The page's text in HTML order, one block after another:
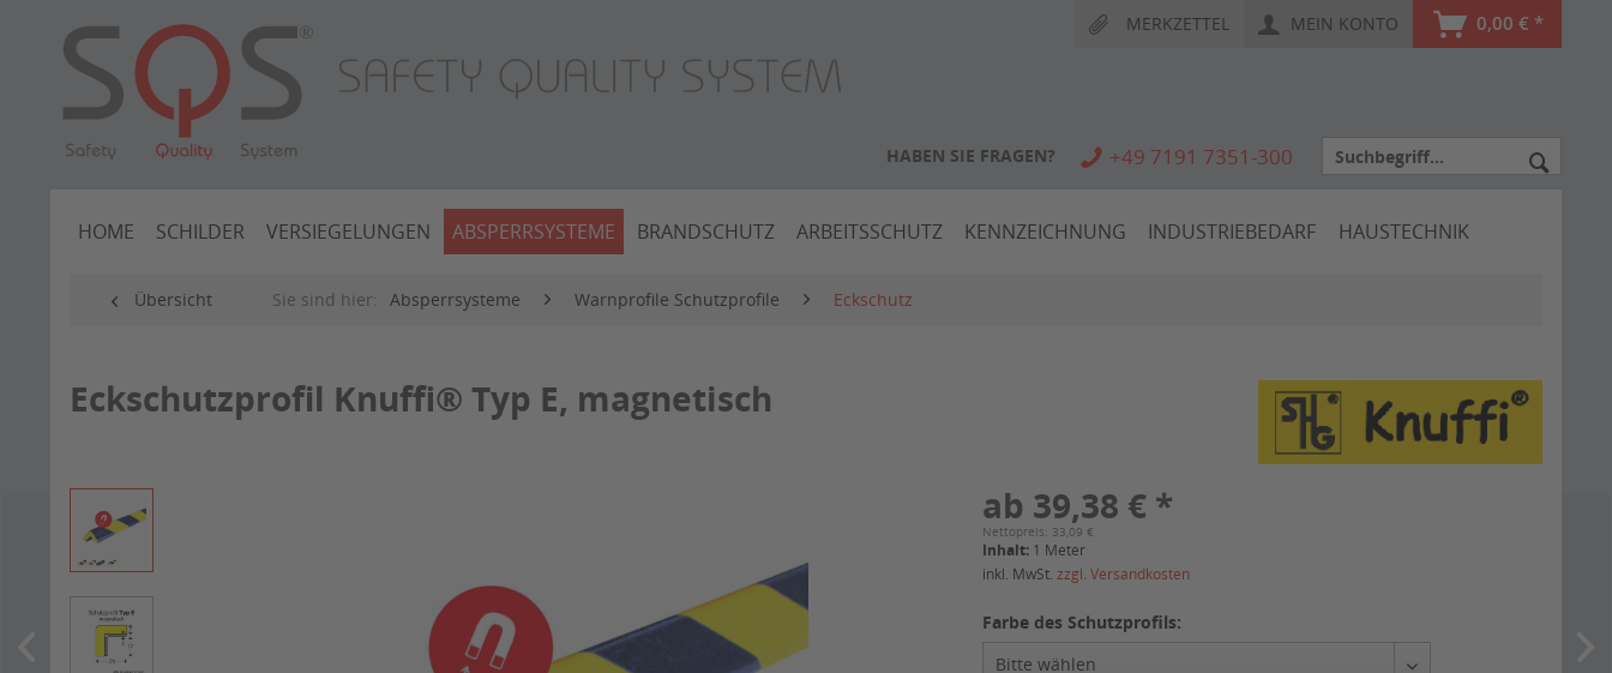
MERKZETTEL MEIN KONTO 0,00 € *
HABEN SIE FRAGEN? +49 7191 7351-300
HOME SCHILDER VERSIEGELUNGEN ABSPERRSYSTEME BRANDSCHUTZ ARBEITSSCHUTZ KENNZEICHNUNG INDUSTRIEBEDARF HAUSTECHNIK
Übersicht Sie sind hier: Absperrsysteme Warnprofile Schutzprofile Eckschutz
Eckschutzprofil Knuffi® Typ E, magnetisch
ab 39,38 € *
Nettopreis: 33,09 €
Inhalt: 1 Meter
inkl. MwSt.zzgl. Versandkosten
Farbe des Schutzprofils: